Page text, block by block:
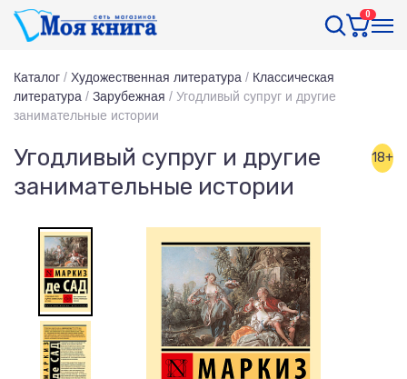
0
Каталог / Художественная литература / Классическая
литература / Зарубежная / Угодливый супруг и другие
занимательные истории
Угодливый супруг и другие
занимательные истории
18+